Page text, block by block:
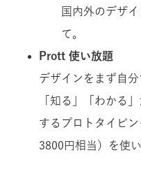
国内外のデザ
て。
Prott 使い放題
デザインをまず自
「知る」「わかる
するプロトタイピ
3800円相当）を使